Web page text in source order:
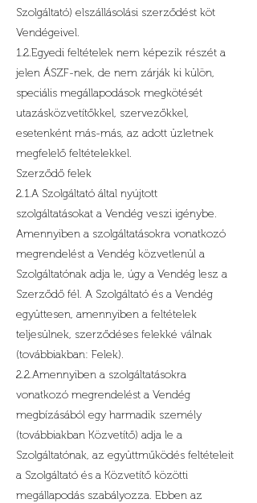
Szolgáltató) elszállásolási szerződést köt
Vendégeivel.
1.2.Egyedi feltételek nem képezik részét a
jelen ÁSZF-nek, de nem zárják ki külön,
speciális megállapodások megkötését
utazásközvetítőkkel, szervezőkkel,
esetenként más-más, az adott üzletnek
megfelelő feltételekkel.
Szerződő felek
2.1.A Szolgáltató által nyújtott
szolgáltatásokat a Vendég veszi igénybe.
Amennyiben a szolgáltatásokra vonatkozó
megrendelést a Vendég közvetlenül a
Szolgáltatónak adja le, úgy a Vendég lesz a
Szerződő fél. A Szolgáltató és a Vendég
együttesen, amennyiben a feltételek
teljesülnek, szerződéses felekké válnak
(továbbiakban: Felek).
2.2.Amennyiben a szolgáltatásokra
vonatkozó megrendelést a Vendég
megbízásából egy harmadik személy
(továbbiakban Közvetítő) adja le a
Szolgáltatónak, az együttműködés feltételeit
a Szolgáltató és a Közvetítő közötti
megállapodás szabályozza. Ebben az